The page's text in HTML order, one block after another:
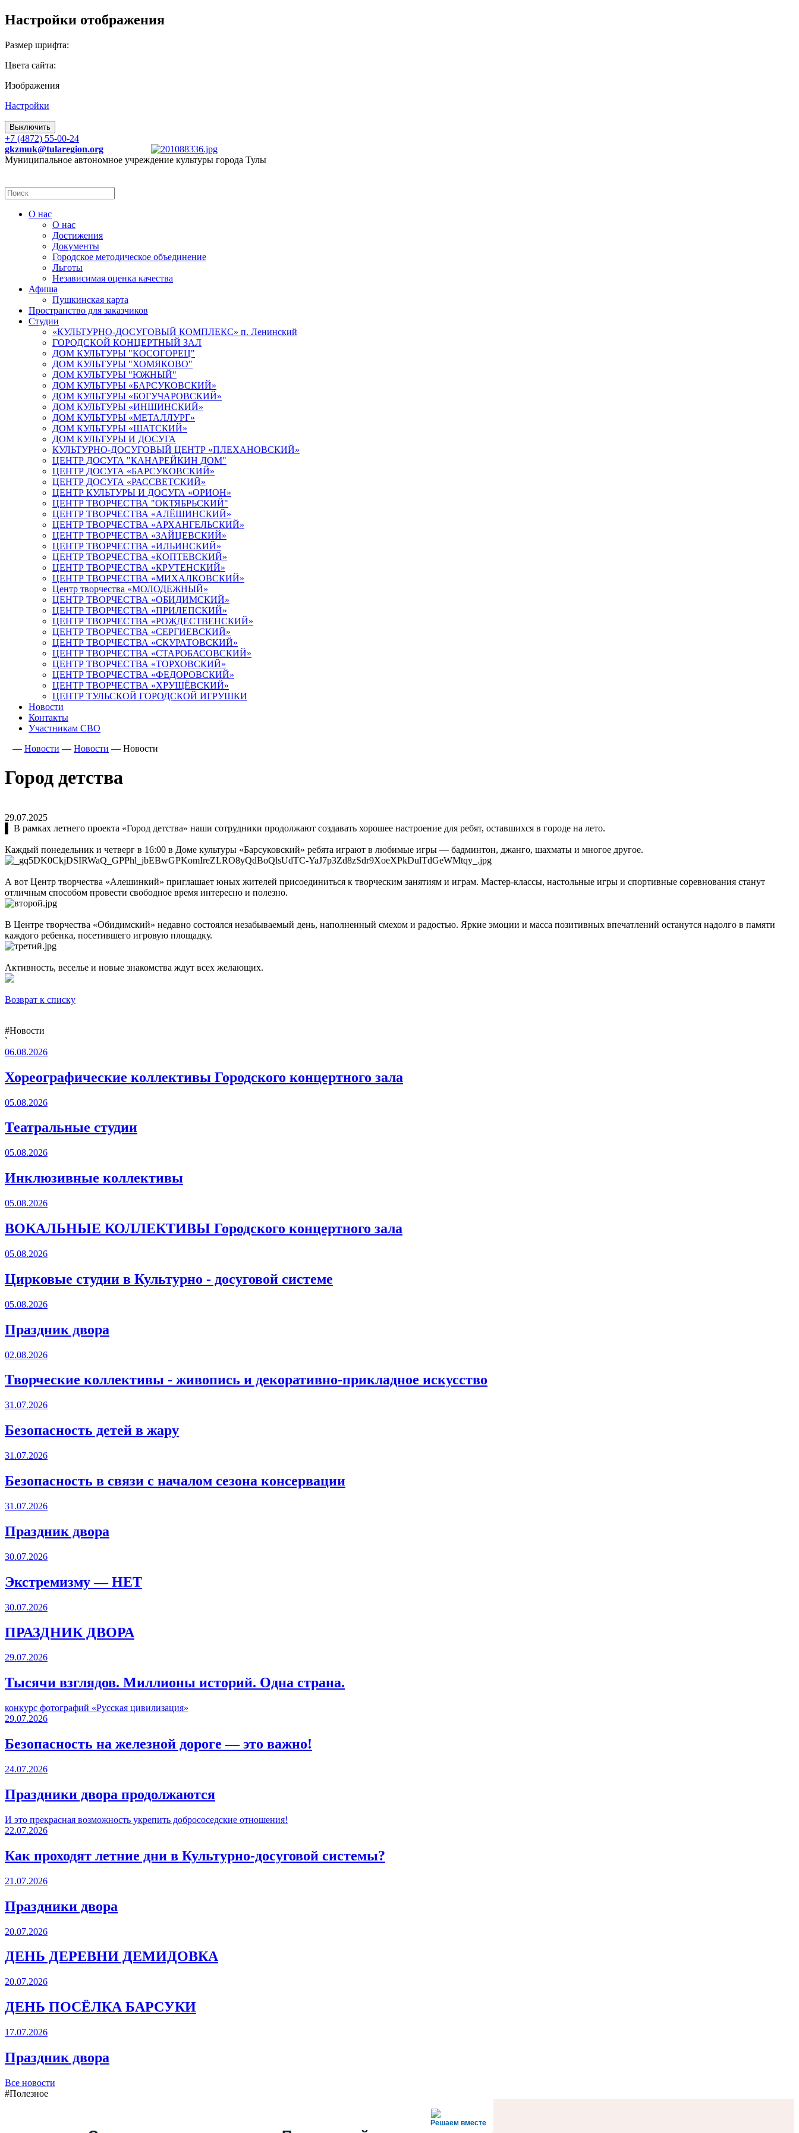
Настройки отображения
Размер шрифта:
Цвета сайта:
Изображения
Настройки
Выключить
+7 (4872) 55-00-24
gkzmuk@tularegion.org
Муниципальное автономное учреждение культуры города Тулы
О нас
О нас
Достижения
Документы
Городское методическое объединение
Льготы
Независимая оценка качества
Афиша
Пушкинская карта
Пространство для заказчиков
Студии
«КУЛЬТУРНО-ДОСУГОВЫЙ КОМПЛЕКС» п. Ленинский
ГОРОДСКОЙ КОНЦЕРТНЫЙ ЗАЛ
ДОМ КУЛЬТУРЫ "КОСОГОРЕЦ"
ДОМ КУЛЬТУРЫ "ХОМЯКОВО"
ДОМ КУЛЬТУРЫ "ЮЖНЫЙ"
ДОМ КУЛЬТУРЫ «БАРСУКОВСКИЙ»
ДОМ КУЛЬТУРЫ «БОГУЧАРОВСКИЙ»
ДОМ КУЛЬТУРЫ «ИНШИНСКИЙ»
ДОМ КУЛЬТУРЫ «МЕТАЛЛУРГ»
ДОМ КУЛЬТУРЫ «ШАТСКИЙ»
ДОМ КУЛЬТУРЫ И ДОСУГА
КУЛЬТУРНО-ДОСУГОВЫЙ ЦЕНТР «ПЛЕХАНОВСКИЙ»
ЦЕНТР ДОСУГА "КАНАРЕЙКИН ДОМ"
ЦЕНТР ДОСУГА «БАРСУКОВСКИЙ»
ЦЕНТР ДОСУГА «РАССВЕТСКИЙ»
ЦЕНТР КУЛЬТУРЫ И ДОСУГА «ОРИОН»
ЦЕНТР ТВОРЧЕСТВА "ОКТЯБРЬСКИЙ"
ЦЕНТР ТВОРЧЕСТВА «АЛЁШИНСКИЙ»
ЦЕНТР ТВОРЧЕСТВА «АРХАНГЕЛЬСКИЙ»
ЦЕНТР ТВОРЧЕСТВА «ЗАЙЦЕВСКИЙ»
ЦЕНТР ТВОРЧЕСТВА «ИЛЬИНСКИЙ»
ЦЕНТР ТВОРЧЕСТВА «КОПТЕВСКИЙ»
ЦЕНТР ТВОРЧЕСТВА «КРУТЕНСКИЙ»
ЦЕНТР ТВОРЧЕСТВА «МИХАЛКОВСКИЙ»
Центр творчества «МОЛОДЕЖНЫЙ»
ЦЕНТР ТВОРЧЕСТВА «ОБИДИМСКИЙ»
ЦЕНТР ТВОРЧЕСТВА «ПРИЛЕПСКИЙ»
ЦЕНТР ТВОРЧЕСТВА «РОЖДЕСТВЕНСКИЙ»
ЦЕНТР ТВОРЧЕСТВА «СЕРГИЕВСКИЙ»
ЦЕНТР ТВОРЧЕСТВА «СКУРАТОВСКИЙ»
ЦЕНТР ТВОРЧЕСТВА «СТАРОБАСОВСКИЙ»
ЦЕНТР ТВОРЧЕСТВА «ТОРХОВСКИЙ»
ЦЕНТР ТВОРЧЕСТВА «ФЕДОРОВСКИЙ»
ЦЕНТР ТВОРЧЕСТВА «ХРУЩЁВСКИЙ»
ЦЕНТР ТУЛЬСКОЙ ГОРОДСКОЙ ИГРУШКИ
Новости
Контакты
Участникам СВО
— Новости — Новости — Новости
Город детства
29.07.2025
▌ В рамках летнего проекта «Город детства» наши сотрудники продолжают создавать хорошее настроение для ребят, оставшихся в городе на лето.
Каждый понедельник и четверг в 16:00 в Доме культуры «Барсуковский» ребята играют в любимые игры — бадминтон, джанго, шахматы и многое другое.
А вот Центр творчества «Алешинкий» приглашает юных жителей присоединиться к творческим занятиям и играм. Мастер-классы, настольные игры и спортивные соревнования станут
отличным способом провести свободное время интересно и полезно.
В Центре творчества «Обидимский» недавно состоялся незабываемый день, наполненный смехом и радостью. Яркие эмоции и масса позитивных впечатлений останутся надолго в памяти
каждого ребенка, посетившего игровую площадку.
Активность, веселье и новые знакомства ждут всех желающих.
Возврат к списку
#Новости
`
06.08.2026
Хореографические коллективы Городского концертного зала
05.08.2026
Театральные студии
05.08.2026
Инклюзивные коллективы
05.08.2026
ВОКАЛЬНЫЕ КОЛЛЕКТИВЫ Городского концертного зала
05.08.2026
Цирковые студии в Культурно - досуговой системе
05.08.2026
Праздник двора
02.08.2026
Творческие коллективы - живопись и декоративно-прикладное искусство
31.07.2026
Безопасность детей в жару
31.07.2026
Безопасность в связи с началом сезона консервации
31.07.2026
Праздник двора
30.07.2026
Экстремизму — НЕТ
30.07.2026
ПРАЗДНИК ДВОРА️
29.07.2026
Тысячи взглядов. Миллионы историй. Одна страна.
конкурс фотографий «Русская цивилизация»
29.07.2026
Безопасность на железной дороге — это важно!
24.07.2026
Праздники двора продолжаются
И это прекрасная возможность укрепить добрососедские отношения!
22.07.2026
Как проходят летние дни в Культурно-досуговой системы?
21.07.2026
Праздники двора
20.07.2026
ДЕНЬ ДЕРЕВНИ ДЕМИДОВКА
20.07.2026
ДЕНЬ ПОСЁЛКА БАРСУКИ
17.07.2026
Праздник двора
Все новости
#Полезное
Решаем вместе